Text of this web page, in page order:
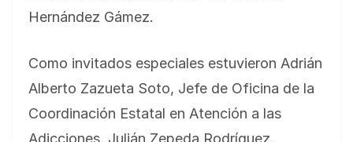
Hernández Gámez.
Como invitados especiales estuvieron Adrián
Alberto Zazueta Soto, Jefe de Oficina de la
Coordinación Estatal en Atención a las